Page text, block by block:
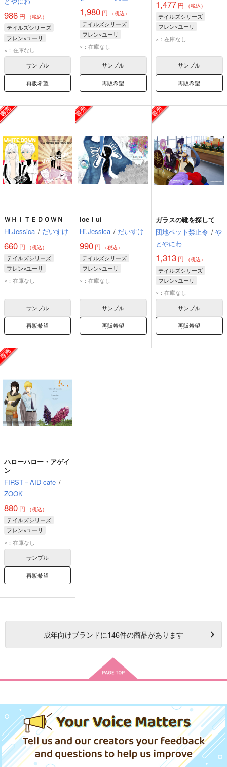
986 円 （税込）
テイルズシリーズ
フレン×ユーリ
フレン・シーフォ
ユーリ・ローウェル
×：在庫なし
サンプル
再販希望
1,980 円 （税込）
テイルズシリーズ
フレン×ユーリ
×：在庫なし
サンプル
再販希望
1,477円 （税込）
テイルズシリーズ
フレン×ユーリ
ユーリ・ローウェル
×：在庫なし
サンプル
再販希望
ＷＨＩＴＥＤＯＷＮ
Hi.Jessica / だいすけ
660 円 （税込）
テイルズシリーズ
フレン×ユーリ
×：在庫なし
サンプル
再販希望
Ioeｌui
Hi.Jessica / だいすけ
990 円 （税込）
テイルズシリーズ
フレン×ユーリ
×：在庫なし
サンプル
再販希望
ガラスの靴を探して
団地ペット禁止令 / や
とやにわ
1,313円 （税込）
テイルズシリーズ
フレン×ユーリ
フレン・シーフォ
ユーリ・ローウェル
×：在庫なし
サンプル
再販希望
ハローハロー・アゲイ
ン
FIRST－AID cafe /
ZOOK
880 円 （税込）
テイルズシリーズ
フレン×ユーリ
ユーリ・ローウェル
フレン・シーフォ
×：在庫なし
サンプル
再販希望
成年向けブランドに146件の商品があります